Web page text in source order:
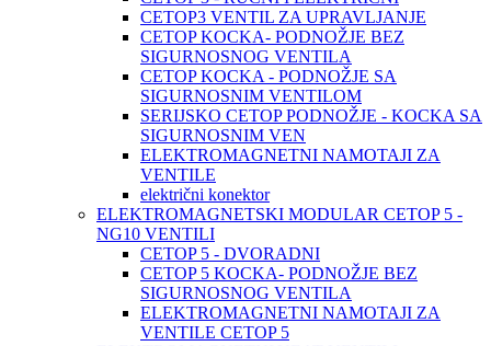
CETOP3 VENTIL ZA UPRAVLJANJE
CETOP KOCKA- PODNOŽJE BEZ
SIGURNOSNOG VENTILA
CETOP KOCKA - PODNOŽJE SA
SIGURNOSNIM VENTILOM
SERIJSKO CETOP PODNOŽJE - KOCKA SA
SIGURNOSNIM VEN
ELEKTROMAGNETNI NAMOTAJI ZA
VENTILE
električni konektor
ELEKTROMAGNETSKI MODULAR CETOP 5 -
NG10 VENTILI
CETOP 5 - DVORADNI
CETOP 5 KOCKA- PODNOŽJE BEZ
SIGURNOSNOG VENTILA
ELEKTROMAGNETNI NAMOTAJI ZA
VENTILE CETOP 5